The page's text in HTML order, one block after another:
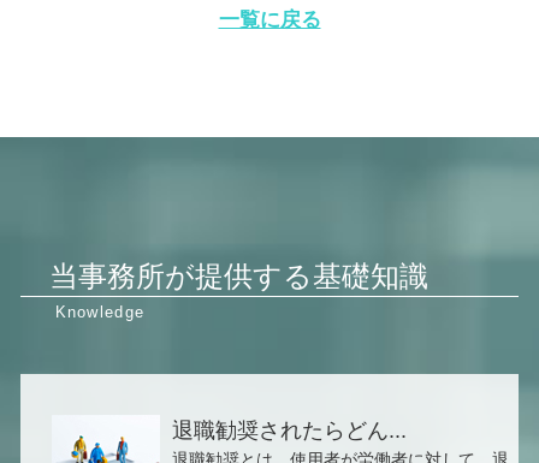
一覧に戻る
当事務所が提供する基礎知識
退職勧奨されたらどん...